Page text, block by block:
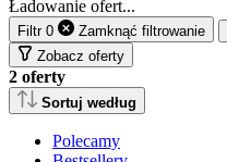
Ładowanie ofert...
Filtr 0 Zamknąć filtrowanie
Zobacz oferty
2 oferty
Sortuj według
Polecamy